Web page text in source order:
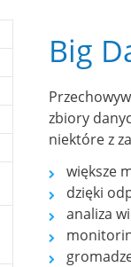
Big
zbiory
niektóre z
większe
dzięki
analiza